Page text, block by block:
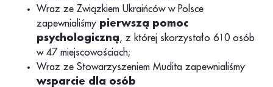
Wraz ze Związkiem Ukraińców w Polsce
zapewnialiśmy pierwszą pomoc
psychologiczną, z której skorzystało 610 osób
w 47 miejscowościach;
Wraz ze Stowarzyszeniem Mudita zapewnialiśmy
wsparcie dla osób